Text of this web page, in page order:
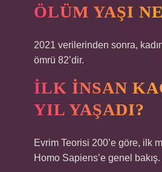
ÖLÜM YAŞI
2021 verilerinden sonra,
ömrü 82’dir.
İLK INSAN
YIL YAŞADI?
Evrim Teorisi 200’e göre, ilk
Homo Sapiens’e genel bakış.